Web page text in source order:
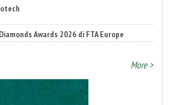
Awards 2026 di FTA Europe
More >